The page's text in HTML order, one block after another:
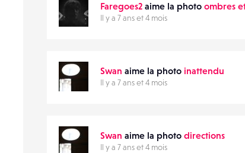
Faregoes2 aime la photo ombres
Il y a 7 ans et 4 mois
Swan aime la photo inattendu
Il y a 7 ans et 4 mois
Swan aime la photo directions
Il y a 7 ans et 4 mois